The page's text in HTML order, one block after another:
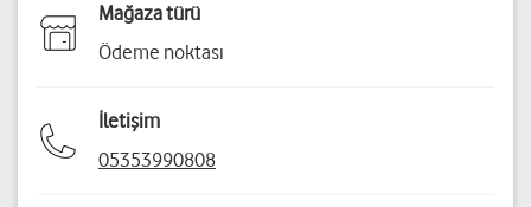
Mağaza türü
Ödeme noktası
İletişim
05353990808